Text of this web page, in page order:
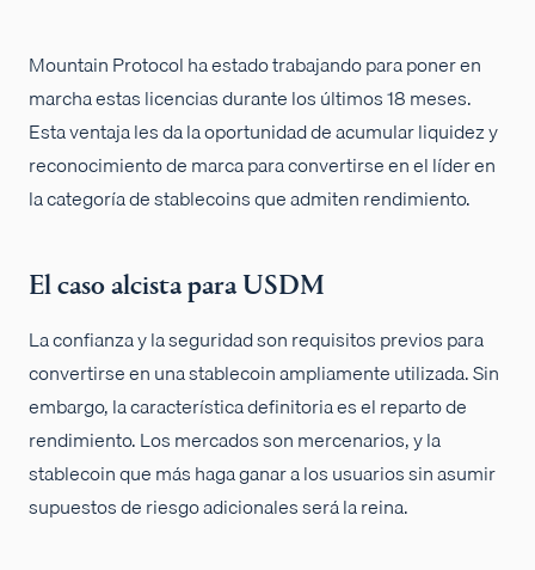
Mountain Protocol ha estado trabajando para poner en
marcha estas licencias durante los últimos 18 meses.
Esta ventaja les da la oportunidad de acumular liquidez y
reconocimiento de marca para convertirse en el líder en
la categoría de stablecoins que admiten rendimiento.
El caso alcista para USDM
La confianza y la seguridad son requisitos previos para
convertirse en una stablecoin ampliamente utilizada. Sin
embargo, la característica definitoria es el reparto de
rendimiento. Los mercados son mercenarios, y la
stablecoin que más haga ganar a los usuarios sin asumir
supuestos de riesgo adicionales será la reina.